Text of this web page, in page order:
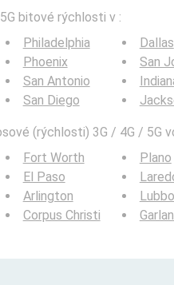
bitové rýchlosti v :
Philadelphia
Phoenix
San Antonio
San Diego
Dallas
San
(rýchlosti) 3G / 4G / 5G
Fort Worth
El Paso
Arlington
Corpus Christi
Plano